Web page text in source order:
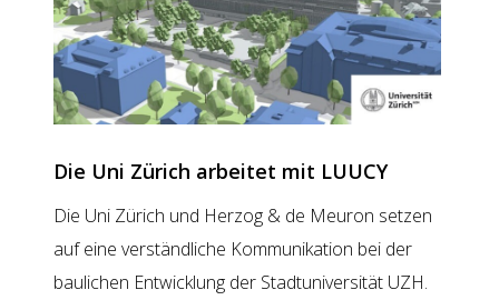
sehen,
fundiert
Die Uni Zürich arbeitet mit LUUCY
Die Uni Zürich und Herzog & de Meuron setzen
auf eine verständliche Kommunikation bei der
baulichen Entwicklung der Stadtuniversität UZH.